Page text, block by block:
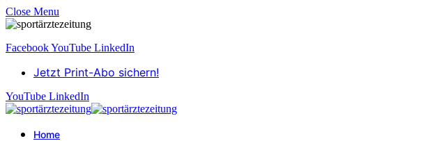
Close Menu
FacebookYouTube LinkedIn
Jetzt Print-Abo sichern!
YouTube LinkedIn
Home